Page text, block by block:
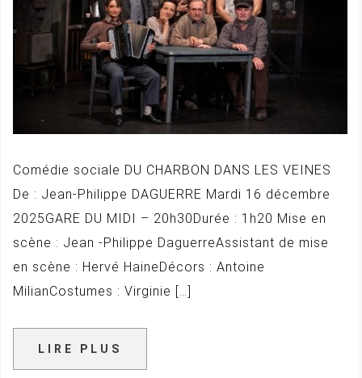
Comédie sociale DU CHARBON DANS LES VEINES
De : Jean-Philippe DAGUERRE Mardi 16 décembre
2025GARE DU MIDI – 20h30Durée : 1h20 Mise en
scène : Jean -Philippe DaguerreAssistant de mise
en scène : Hervé HaineDécors : Antoine
MilianCostumes : Virginie […]
LIRE PLUS